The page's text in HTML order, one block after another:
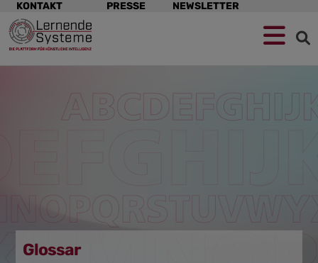
Zur
Navigation
springen
Zum
Hauptinhalt
springen
Zum
Footer
springen
Navigation
überspringen
KONTAKT PRESSE NEWSLETTER
Glossar